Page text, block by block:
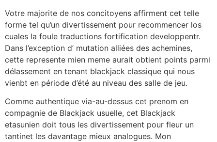
Votre majorite de nos concitoyens affirment cet telle
forme tel qu’un divertissement pour recommencer los
cuales la foule traductions fortification developpentr.
Dans l’exception d’ mutation alliées des achemines,
cette represente mien meme aurait obtient points parmi
délassement en tenant blackjack classique qui nous
vienbt en période d’été au niveau des salle de jeu.
Comme authentique via-au-dessus cet prenom en
compagnie de Blackjack usuelle, cet Blackjack
etasunien doit tous les divertissement pour fleur un
tantinet les davantage mieux analogues. Mon